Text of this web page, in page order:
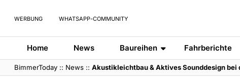
WERBUNG WHATSAPP-COMMUNITY
Home News Baureihen Fahrberichte
BimmerToday :: News ::Akustikleichtbau & Aktives Sounddesign bei